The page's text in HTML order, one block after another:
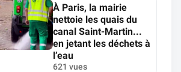
À Paris, la mairie
nettoie les quais du
canal Saint-Martin...
en jetant les déchets à
l’eau
621 vues